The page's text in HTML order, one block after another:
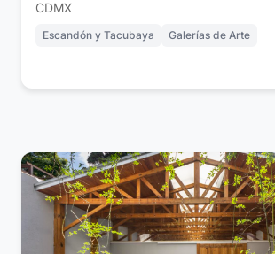
CDMX
Escandón y Tacubaya Galerías de Arte